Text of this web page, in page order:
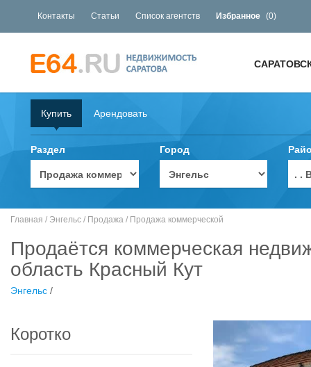
Контакты Статьи Список агентств Избранное (0)
Купить Арендовать
Раздел Город
. .
Главная / Энгельс / Продажа / Продажа коммерческой
Продаётся коммерческая
область Красный Кут
Энгельс /
Коротко